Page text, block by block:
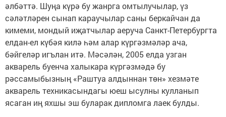
әлбәттә. Шуңа күрә бу жанрга омтылучылар, үз
сәләтләрен сынап караучылар саны беркайчан да
кимеми, мондый иҗатчылар аеруча Санкт-Петербургта
елдан-ел күбәя килә һәм алар күргәзмәләр ача,
бәйгеләр игълан итә. Мәсәлән, 2005 елда узган
акварель буенча халыкара күргәзмәдә бу
рәссамыбызның «Раштуа алдыннан төн» хезмәте
акварель техникасындагы юеш ысулны кулланып
ясаган иң яхшы эш буларак дипломга лаек булды.